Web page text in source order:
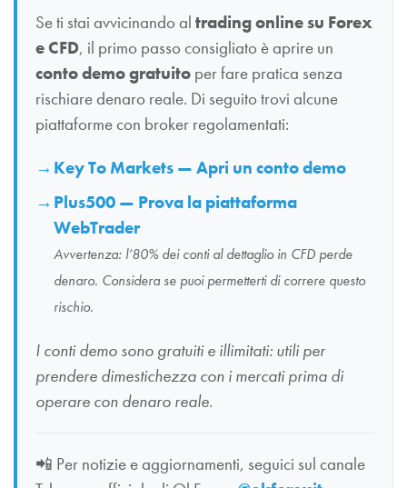
Se ti stai avvicinando al trading online su Forex
e CFD, il primo passo consigliato è aprire un
conto demo gratuito per fare pratica senza
rischiare denaro reale. Di seguito trovi alcune
piattaforme con broker regolamentati:
Key To Markets — Apri un conto demo
Plus500 — Prova la piattaforma
WebTrader
Avvertenza: l’80% dei conti al dettaglio in CFD perde
denaro. Considera se puoi permetterti di correre questo
rischio.
I conti demo sono gratuiti e illimitati: utili per
prendere dimestichezza con i mercati prima di
operare con denaro reale.
📲 Per notizie e aggiornamenti, seguici sul canale